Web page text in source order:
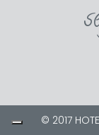
© 2017